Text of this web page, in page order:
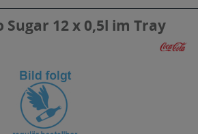
Sugar 12 x 0,5l im Tray